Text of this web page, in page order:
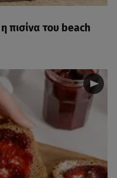
πισίνα του beach